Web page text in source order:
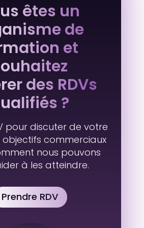
êtes un
de
et
des RDVs
?
pour discuter de votre
objectifs commerciaux
nous pouvons
à les atteindre.
Prendre RDV